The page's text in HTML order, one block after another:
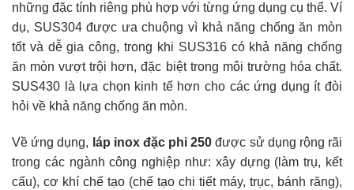
những đặc tính riêng phù hợp với từng ứng dụng cụ thể. Ví
dụ, SUS304 được ưa chuộng vì khả năng chống ăn mòn
tốt và dễ gia công, trong khi SUS316 có khả năng chống
ăn mòn vượt trội hơn, đặc biệt trong môi trường hóa chất.
SUS430 là lựa chọn kinh tế hơn cho các ứng dụng ít đòi
hỏi về khả năng chống ăn mòn.
Về ứng dụng, láp inox đặc phi 250 được sử dụng rộng rãi
trong các ngành công nghiệp như: xây dựng (làm trụ, kết
cấu), cơ khí chế tạo (chế tạo chi tiết máy, trục, bánh răng),